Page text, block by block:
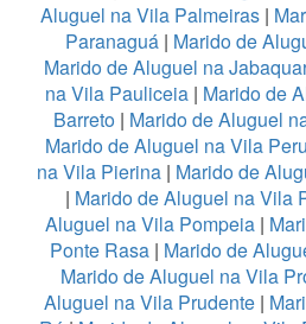
Aluguel na Vila Palmeiras|
Paranaguá| Marido de
Marido de Aluguel na
na Vila Pauliceia| Marido de
Barreto| Marido de Aluguel
Marido de Aluguel na Vila
na Vila Pierina | Marido de
| Marido de Aluguel na Vila
Aluguel na Vila Pompeia|
Ponte Rasa| Marido de
Marido de Aluguel na Vila
Aluguel na Vila Prudente |